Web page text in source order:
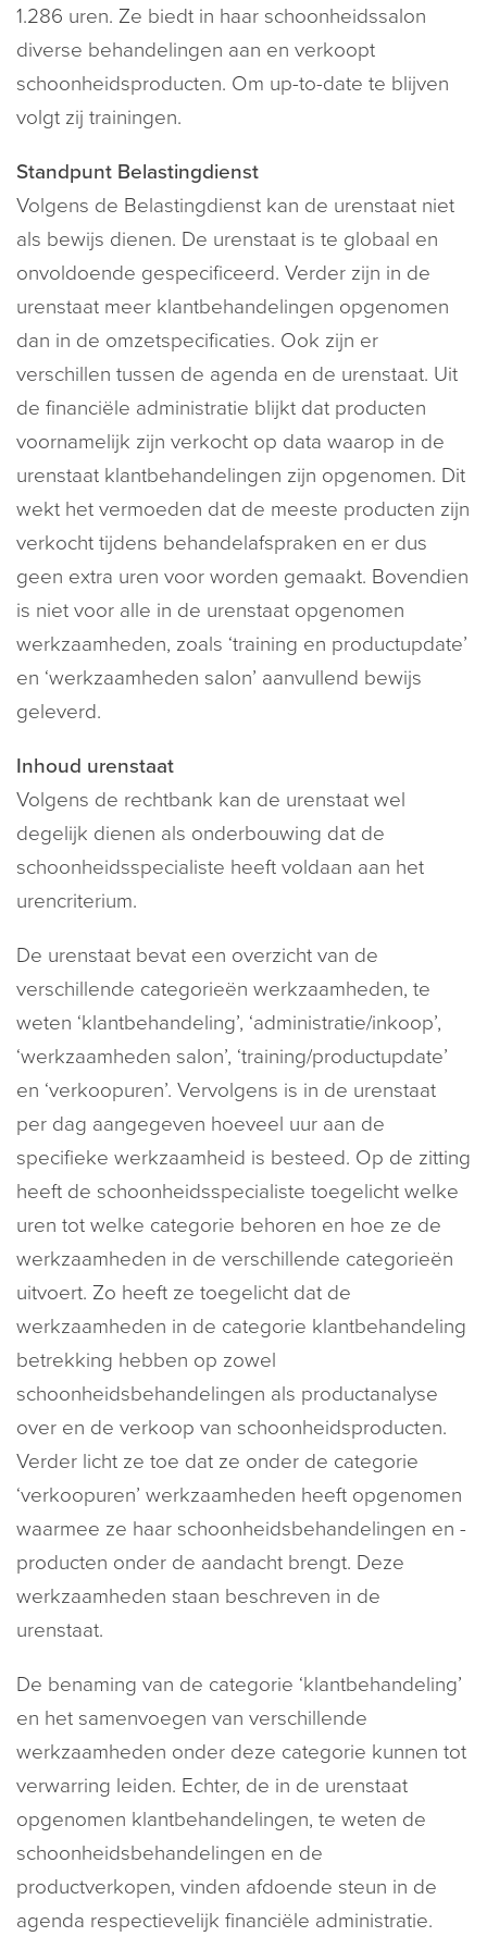
1.286 uren. Ze biedt in haar schoonheidssalon
diverse behandelingen aan en verkoopt
schoonheidsproducten. Om up-to-date te blijven
volgt zij trainingen.
Standpunt Belastingdienst
Volgens de Belastingdienst kan de urenstaat niet
als bewijs dienen. De urenstaat is te globaal en
onvoldoende gespecificeerd. Verder zijn in de
urenstaat meer klantbehandelingen opgenomen
dan in de omzetspecificaties. Ook zijn er
verschillen tussen de agenda en de urenstaat. Uit
de financiële administratie blijkt dat producten
voornamelijk zijn verkocht op data waarop in de
urenstaat klantbehandelingen zijn opgenomen. Dit
wekt het vermoeden dat de meeste producten zijn
verkocht tijdens behandelafspraken en er dus
geen extra uren voor worden gemaakt. Bovendien
is niet voor alle in de urenstaat opgenomen
werkzaamheden, zoals ‘training en productupdate’
en ‘werkzaamheden salon’ aanvullend bewijs
geleverd.
Inhoud urenstaat
Volgens de rechtbank kan de urenstaat wel
degelijk dienen als onderbouwing dat de
schoonheidsspecialiste heeft voldaan aan het
urencriterium.
De urenstaat bevat een overzicht van de
verschillende categorieën werkzaamheden, te
weten ‘klantbehandeling’, ‘administratie/inkoop’,
‘werkzaamheden salon’, ‘training/productupdate’
en ‘verkoopuren’. Vervolgens is in de urenstaat
per dag aangegeven hoeveel uur aan de
specifieke werkzaamheid is besteed. Op de zitting
heeft de schoonheidsspecialiste toegelicht welke
uren tot welke categorie behoren en hoe ze de
werkzaamheden in de verschillende categorieën
uitvoert. Zo heeft ze toegelicht dat de
werkzaamheden in de categorie klantbehandeling
betrekking hebben op zowel
schoonheidsbehandelingen als productanalyse
over en de verkoop van schoonheidsproducten.
Verder licht ze toe dat ze onder de categorie
‘verkoopuren’ werkzaamheden heeft opgenomen
waarmee ze haar schoonheidsbehandelingen en -
producten onder de aandacht brengt. Deze
werkzaamheden staan beschreven in de
urenstaat.
De benaming van de categorie ‘klantbehandeling’
en het samenvoegen van verschillende
werkzaamheden onder deze categorie kunnen tot
verwarring leiden. Echter, de in de urenstaat
opgenomen klantbehandelingen, te weten de
schoonheidsbehandelingen en de
productverkopen, vinden afdoende steun in de
agenda respectievelijk financiële administratie.